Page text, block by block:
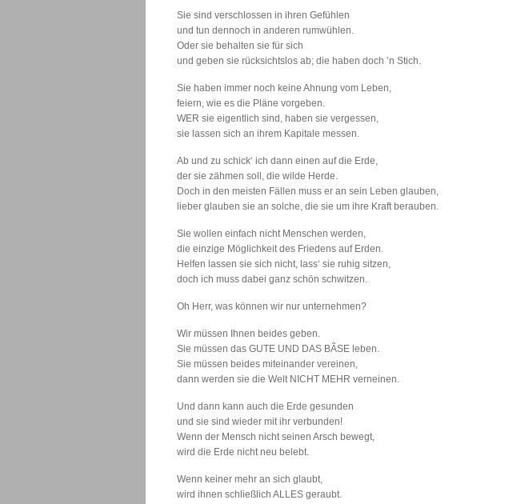
Sie sind verschlossen in ihren Gefühlen
und tun dennoch in anderen rumwühlen.
Oder sie behalten sie für sich
und geben sie rücksichtslos ab; die haben doch ’n Stich.
Sie haben immer noch keine Ahnung vom Leben,
feiern, wie es die Pläne vorgeben.
WER sie eigentlich sind, haben sie vergessen,
sie lassen sich an ihrem Kapitale messen.
Ab und zu schick‘ ich dann einen auf die Erde,
der sie zähmen soll, die wilde Herde.
Doch in den meisten Fällen muss er an sein Leben glauben,
lieber glauben sie an solche, die sie um ihre Kraft berauben.
Sie wollen einfach nicht Menschen werden,
die einzige Möglichkeit des Friedens auf Erden.
Helfen lassen sie sich nicht, lass‘ sie ruhig sitzen,
doch ich muss dabei ganz schön schwitzen.
Oh Herr, was können wir nur unternehmen?
Wir müssen Ihnen beides geben.
Sie müssen das GUTE UND DAS BÃSE leben.
Sie müssen beides miteinander vereinen,
dann werden sie die Welt NICHT MEHR verneinen.
Und dann kann auch die Erde gesunden
und sie sind wieder mit ihr verbunden!
Wenn der Mensch nicht seinen Arsch bewegt,
wird die Erde nicht neu belebt.
Wenn keiner mehr an sich glaubt,
wird ihnen schließlich ALLES geraubt.